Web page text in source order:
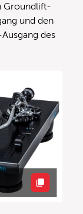
Groundlift-
und den
des